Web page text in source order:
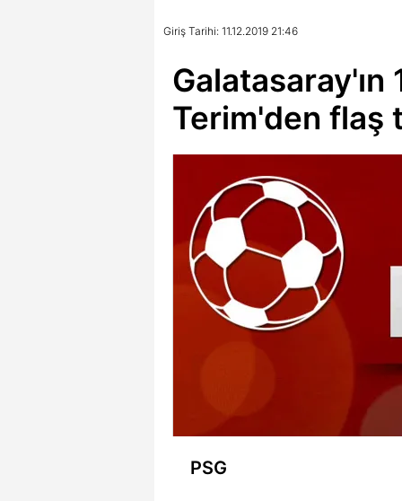
Giriş Tarihi: 11.12.2019 21:46
Galatasaray'ın
Terim'den flaş
PSG